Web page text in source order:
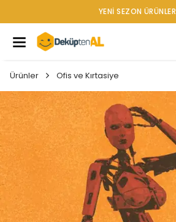
YENI SEZON ÜRÜNLER
Ürünler Ofis ve Kırtasiye